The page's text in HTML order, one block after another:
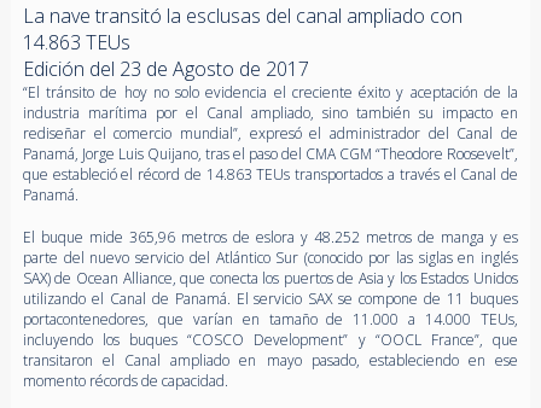
La nave transitó la esclusas del canal ampliado con
14.863 TEUs
Edición del 23 de Agosto de 2017
“El tránsito de hoy no solo evidencia el creciente éxito y aceptación de la
industria marítima por el Canal ampliado, sino también su impacto en
rediseñar el comercio mundial”, expresó el administrador del Canal de
Panamá, Jorge Luis Quijano, tras el paso del CMA CGM “Theodore Roosevelt”,
que estableció el récord de 14.863 TEUs transportados a través el Canal de
Panamá.
El buque mide 365,96 metros de eslora y 48.252 metros de manga y es
parte del nuevo servicio del Atlántico Sur (conocido por las siglas en inglés
SAX) de Ocean Alliance, que conecta los puertos de Asia y los Estados Unidos
utilizando el Canal de Panamá. El servicio SAX se compone de 11 buques
portacontenedores, que varían en tamaño de 11.000 a 14.000 TEUs,
incluyendo los buques “COSCO Development” y “OOCL France”, que
transitaron el Canal ampliado en mayo pasado, estableciendo en ese
momento récords de capacidad.